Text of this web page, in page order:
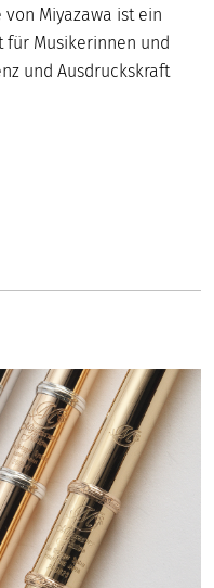
Miyazawa ist ein
für Musikerinnen und
und Ausdruckskraft